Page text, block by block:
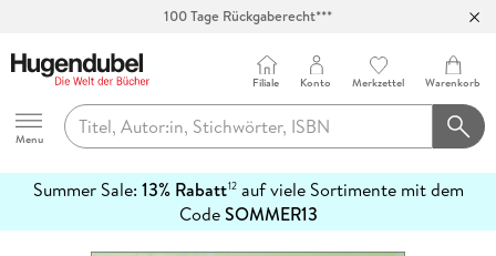
100 Tage Rückgaberecht***
Hugendubel
Menu
Filiale Konto Merkzettel Warenkorb
Summer Sale: 13% Rabatt12auf viele Sortimente mit dem
CodeSOMMER13
erfahren